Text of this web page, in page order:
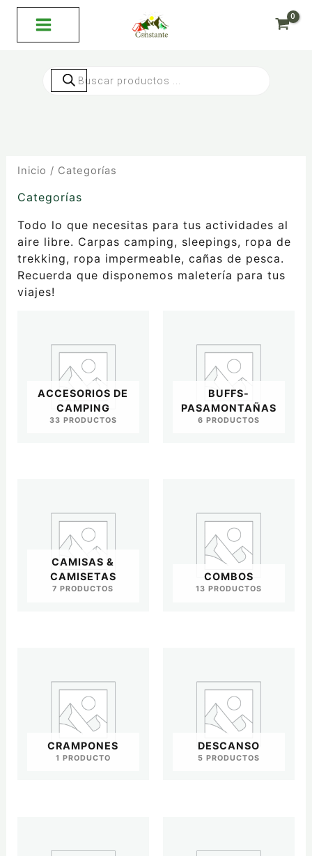
contenido
Búsqueda
productos
Inicio / Categorías
Categorías
Todo lo que necesitas para tus actividades al
aire libre. Carpas camping, sleepings, ropa de
trekking, ropa impermeable, cañas de pesca.
Recuerda que disponemos maletería para tus
viajes!
ACCESORIOS DE
CAMPING
33 PRODUCTOS
BUFFS-
PASAMONTAÑAS
6 PRODUCTOS
CAMISAS &
CAMISETAS
7 PRODUCTOS
COMBOS
13 PRODUCTOS
CRAMPONES
1 PRODUCTO
DESCANSO
5 PRODUCTOS